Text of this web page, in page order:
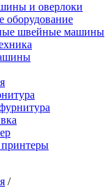
и оверлоки
оборудование
швейные машины
/